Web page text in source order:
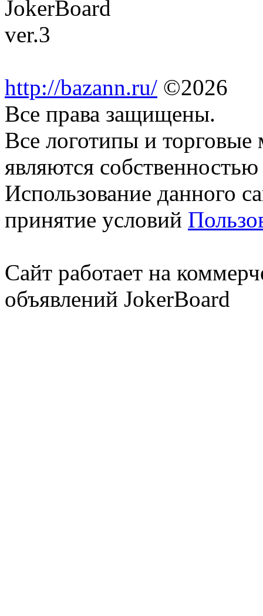
http://bazann.ru/ ©2026
Все права защищены.
Все логотипы и торговые
являются
Использование данного
принятие условий
Сайт работает на
объявлений JokerBoard